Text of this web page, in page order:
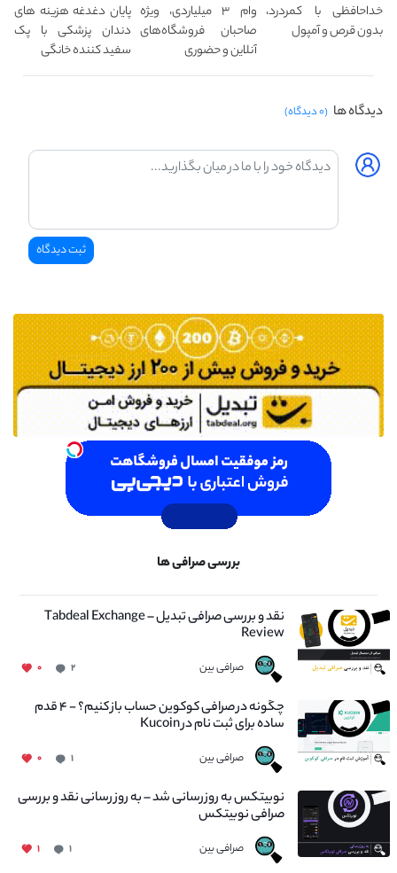
خداحافظی با کمردرد،
بدون قرص و آمپول
وام ۳ میلیاردی، ویژه
صاحبان فروشگاه‌های
آنلاین و حضوری
پایان دغدغه هزینه های
دندان پزشکی با پک
سفید کننده خانگی
دیدگاه ها (۰ دیدگاه)
بررسی صرافی ها
نقد و بررسی صرافی تبدیل – Tabdeal Exchange
Review
صرافی بین ۲ ۰
چگونه در صرافی کوکوین حساب باز کنیم؟ - ۴ قدم
ساده برای ثبت نام در Kucoin
صرافی بین ۱ ۰
نوبیتکس به روزرسانی شد – به روز رسانی نقد و بررسی
صرافی نوبیتکس
صرافی بین ۱ ۱